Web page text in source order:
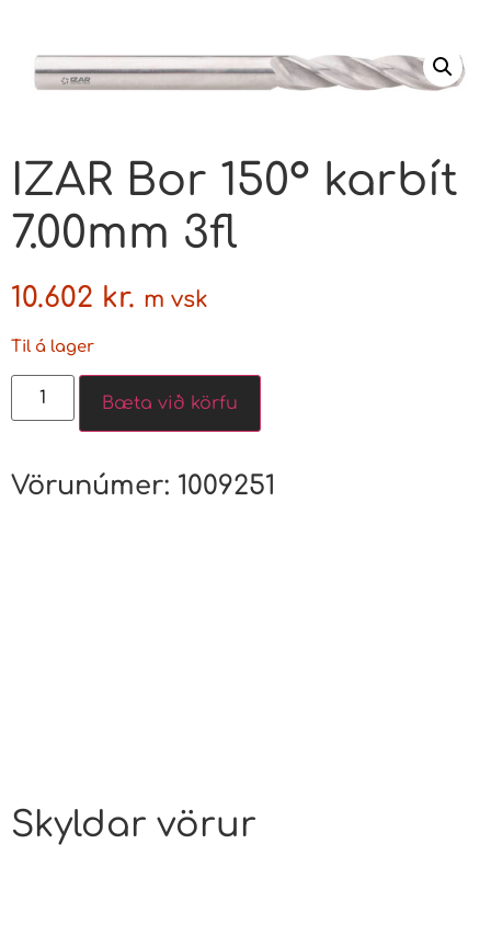
IZAR Bor 150° karbít
7.00mm 3fl
10.602 kr. m vsk
Til á lager
Bæta við körfu
Vörunúmer: 1009251
Skyldar vörur